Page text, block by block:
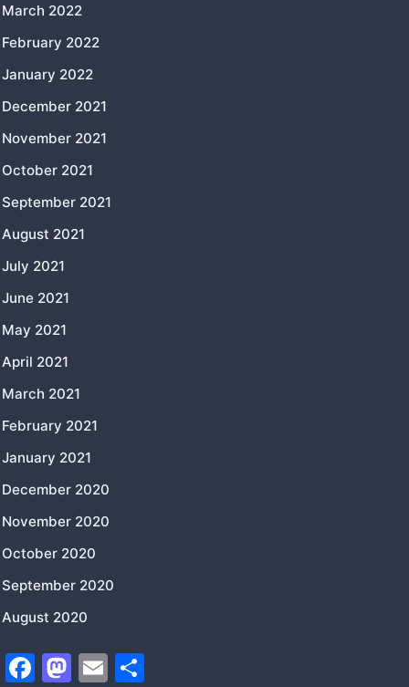
March 2022
February 2022
January 2022
December 2021
November 2021
October 2021
September 2021
August 2021
July 2021
June 2021
May 2021
April 2021
March 2021
February 2021
January 2021
December 2020
November 2020
October 2020
September 2020
August 2020
F
M E